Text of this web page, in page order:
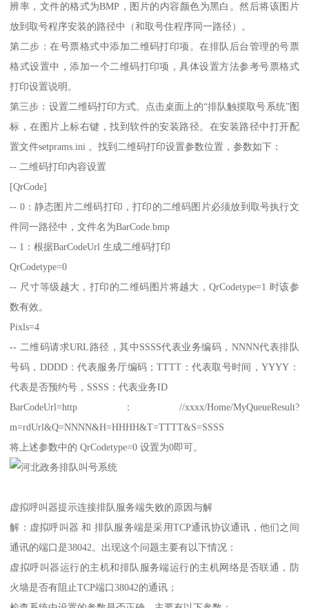
辨率，文件的格式为BMP，图片的内容颜色为黑白。然后将该图片
放到取号程序安装的路径中（和取号住程序同一路径）。
第二步：在号票格式中添加二维码打印项。在排队后台管理的号票
格式设置中，添加一个二维码打印项，具体设置方法参考号票格式
打印设置说明。
第三步：设置二维码打印方式。点击桌面上的“排队触摸取号系统”图
标，在图片上标右键，找到软件的安装路径。在安装路径中打开配
置文件setprams.ini 。找到二维码打印设置参数位置，参数如下：
-- 二维码打印内容设置
[QrCode]
-- 0：静态图片二维码打印，打印的二维码图片必须放到取号执行文
件同一路径中，文件名为BarCode.bmp
-- 1：根据BarCodeUrl 生成二维码打印
QrCodetype=0
-- 尺寸等级越大，打印的二维码图片将越大，QrCodetype=1 时该参
数有效。
Pixls=4
-- 二维码请求URL路径，其中SSSS代表业务编码，NNNN代表排队
号码，DDDD：代表服务厅编码；TTTT：代表取号时间，YYYY：
代表是否预约号，SSSS：代表业务ID
BarCodeUrl=http：//xxxx/Home/MyQueueResult?
m=rdUrl&Q=NNNN&H=HHHH&T=TTTT&S=SSSS
将上述参数中的 QrCodetype=0 设置为0即可。
虚拟呼叫器提示连接排队服务端失败的原因与解
解：虚拟呼叫器 和 排队服务端是采用TCP通讯协议通讯，他们之间
通讯的端口是38042。出现这个问题主要有以下情况：
虚拟呼叫器运行的主机和排队服务端运行的主机网络是否联通，防
火墙是否有阻止TCP端口38042的通讯；